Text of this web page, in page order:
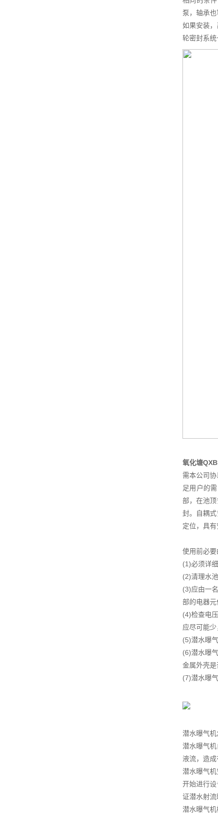
泵，轴承
如果安装
轮密封系
氧化塘
需本公司
足用户的
部，在池
封。自耦
定位，具
使用前必
(1)必须详
(2)清理水
(3)应由一
部的电器
(4)检查电
应尽可能
(5)潜水曝
(6)潜水曝
金属外壳
(7)潜水曝
潜水曝气
潜水曝气
液流，造
潜水曝气
开始进行
证潜水射
潜水曝气